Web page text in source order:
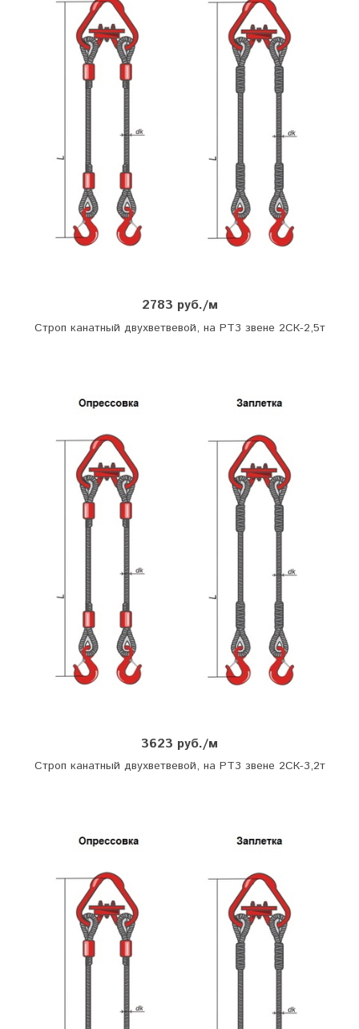
2783 руб./м
Строп канатный двухветвевой, на РТ3 звене 2СК-2,5т
3623 руб./м
Строп канатный двухветвевой, на РТ3 звене 2СК-3,2т